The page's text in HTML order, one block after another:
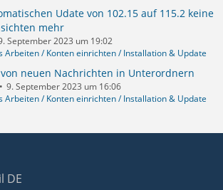
Udate von 102.15 auf 115.2 keine
mehr
September 2023 um 19:02
Arbeiten / Konten einrichten / Installation & Update
neuen Nachrichten in Unterordnern
9. September 2023 um 16:06
Arbeiten / Konten einrichten / Installation & Update
DE